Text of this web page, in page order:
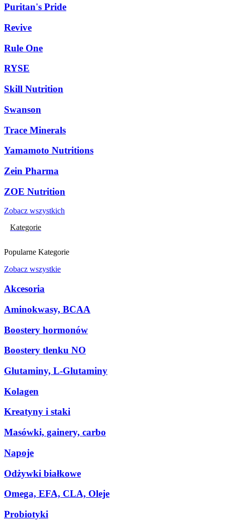
Puritan's Pride
Revive
Rule One
RYSE
Skill Nutrition
Swanson
Trace Minerals
Yamamoto Nutritions
Zein Pharma
ZOE Nutrition
Zobacz wszystkich
Kategorie
Popularne Kategorie
Zobacz wszystkie
Akcesoria
Aminokwasy, BCAA
Boostery hormonów
Boostery tlenku NO
Glutaminy, L-Glutaminy
Kolagen
Kreatyny i staki
Masówki, gainery, carbo
Napoje
Odżywki białkowe
Omega, EFA, CLA, Oleje
Probiotyki